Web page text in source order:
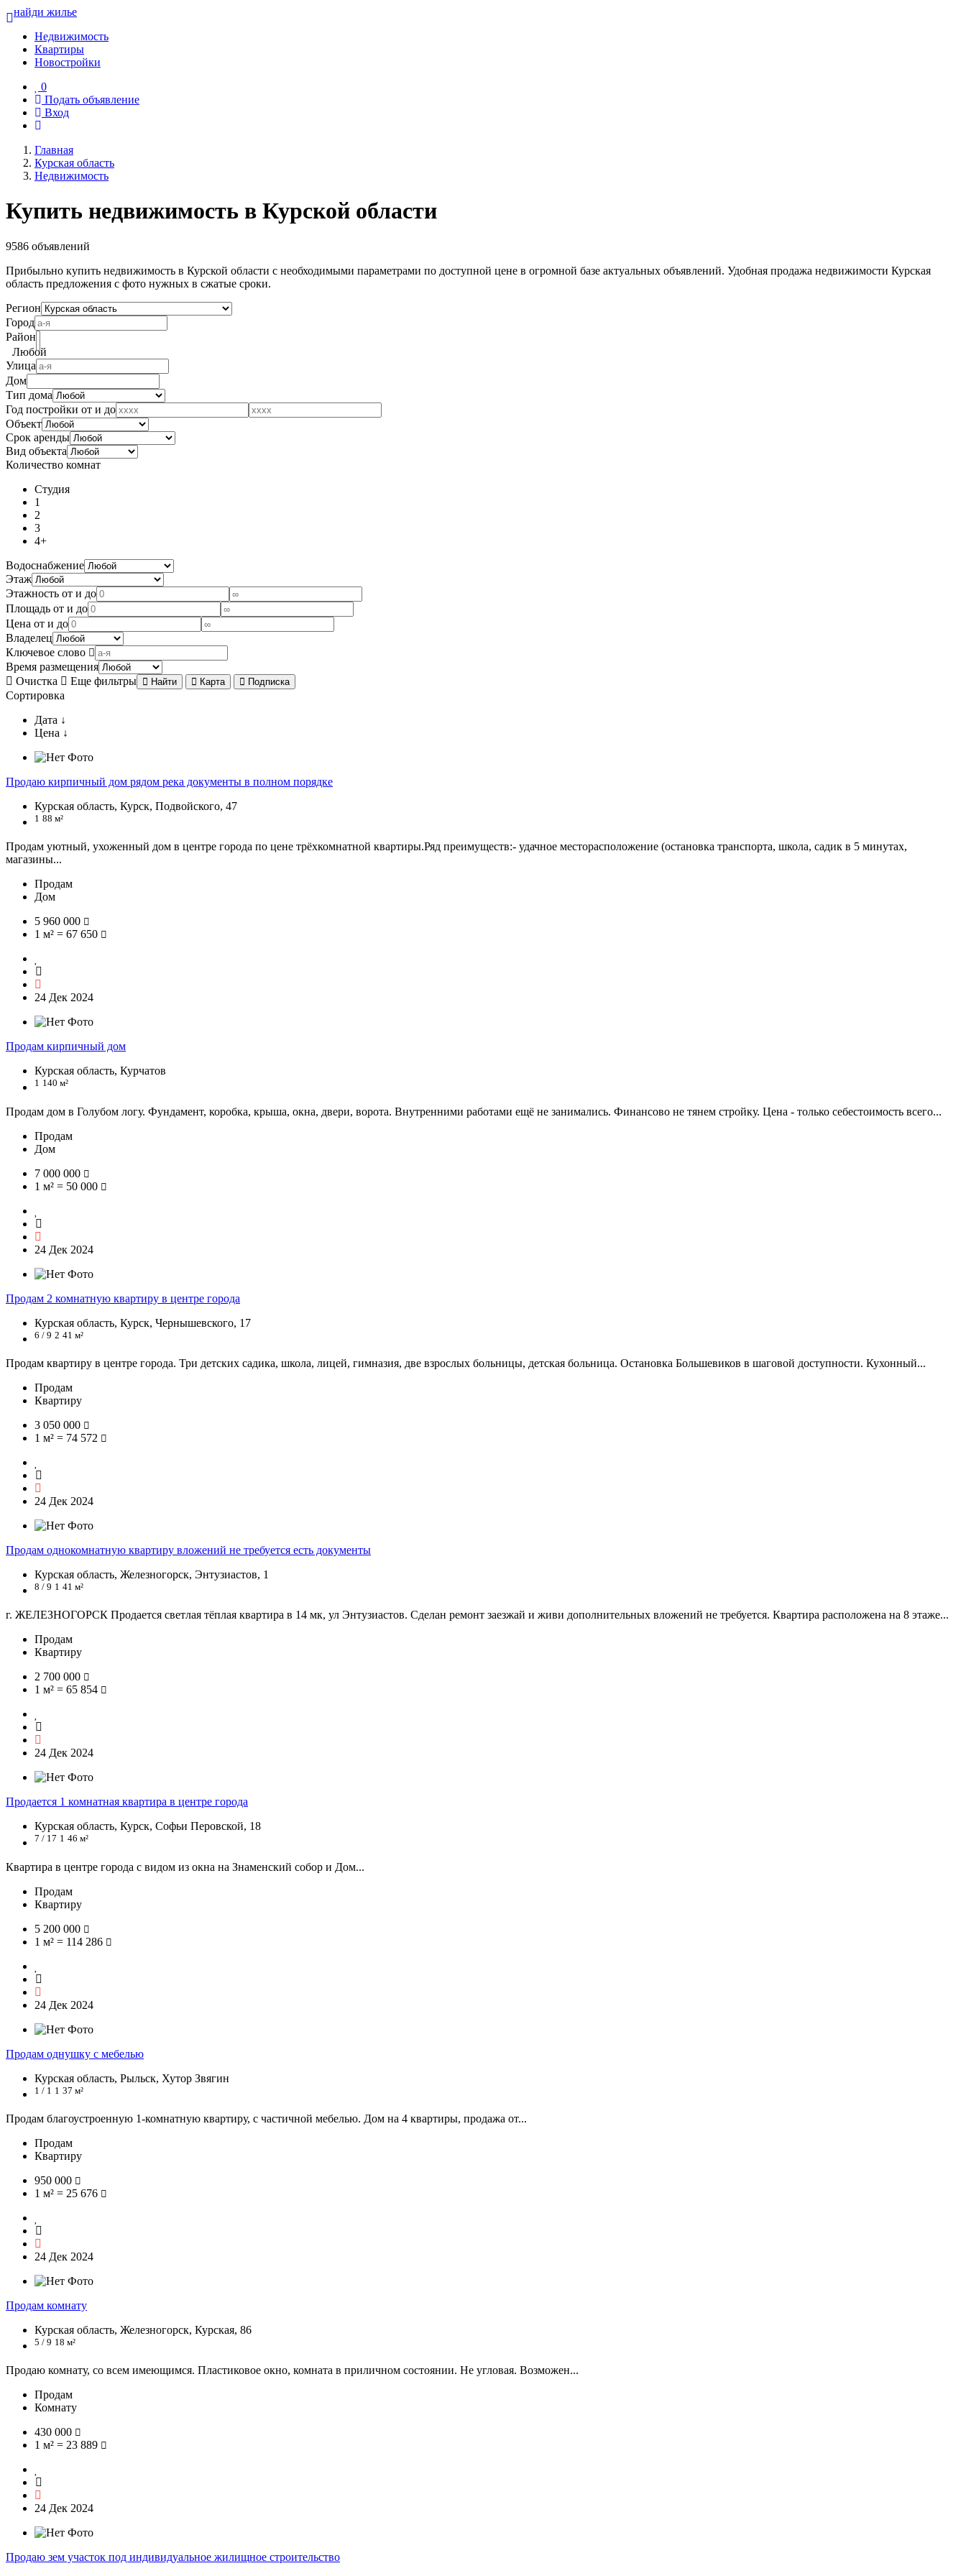
найди жилье
Недвижимость
Квартиры
Новостройки
0
Подать объявление
Вход
Главная
Курская область
Недвижимость
Купить недвижимость в Курской области
9586 объявлений
Прибыльно купить недвижимость в Курской области с необходимыми параметрами по доступной цене в огромной базе актуальных объявлений. Удобная продажа недвижимости Курская
область предложения с фото нужных в сжатые сроки.
Регион
Город
Район
Любой
Улица
Дом
Тип дома
Год постройки от и до
Объект
Срок аренды
Вид объекта
Количество комнат
Студия
1
2
3
4+
Водоснабжение
Этаж
Этажность от и до
Площадь от и до
Цена от и до
Владелец
Ключевое слово
Время размещения
Очистка
Еще фильтры Найти Карта Подписка
Сортировка
Дата ↓
Цена ↓
Продаю кирпичный дом рядом река документы в полном порядке
Курская область, Курск, Подвойского, 47
1 88 м²
Продам уютный, ухоженный дом в центре города по цене трёхкомнатной квартиры.Ряд преимуществ:- удачное месторасположение (остановка транспорта, школа, садик в 5 минутах,
магазины...
Продам
Дом
5 960 000
1 м² = 67 650
24 Дек 2024
Продам кирпичный дом
Курская область, Курчатов
1 140 м²
Продам дом в Голубом логу. Фундамент, коробка, крыша, окна, двери, ворота. Внутренними работами ещё не занимались. Финансово не тянем стройку. Цена - только себестоимость всего...
Продам
Дом
7 000 000
1 м² = 50 000
24 Дек 2024
Продам 2 комнатную квартиру в центре города
Курская область, Курск, Чернышевского, 17
6 / 9 2 41 м²
Продам квартиру в центре города. Три детских садика, школа, лицей, гимназия, две взрослых больницы, детская больница. Остановка Большевиков в шаговой доступности. Кухонный...
Продам
Квартиру
3 050 000
1 м² = 74 572
24 Дек 2024
Продам однокомнатную квартиру вложений не требуется есть документы
Курская область, Железногорск, Энтузиастов, 1
8 / 9 1 41 м²
г. ЖЕЛЕЗНОГОРСК Продается светлая тёплая квартира в 14 мк, ул Энтузиастов. Сделан ремонт заезжай и живи дополнительных вложений не требуется. Квартира расположена на 8 этаже...
Продам
Квартиру
2 700 000
1 м² = 65 854
24 Дек 2024
Продается 1 комнатная квартира в центре города
Курская область, Курск, Софьи Перовской, 18
7 / 17 1 46 м²
Квартира в центре города с видом из окна на Знаменский собор и Дом...
Продам
Квартиру
5 200 000
1 м² = 114 286
24 Дек 2024
Продам однушку с мебелью
Курская область, Рыльск, Хутор Звягин
1 / 1 1 37 м²
Продам благоустроенную 1-комнатную квартиру, с частичной мебелью. Дом на 4 квартиры, продажа от...
Продам
Квартиру
950 000
1 м² = 25 676
24 Дек 2024
Продам комнату
Курская область, Железногорск, Курская, 86
5 / 9 18 м²
Продаю комнату, со всем имеющимся. Пластиковое окно, комната в приличном состоянии. Не угловая. Возможен...
Продам
Комнату
430 000
1 м² = 23 889
24 Дек 2024
Продаю зем участок под индивидуальное жилищное строительство